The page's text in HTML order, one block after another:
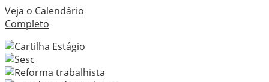
Veja o Calendário
Completo